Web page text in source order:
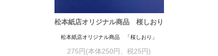
松本紙店オリジナル商品 桜しおり
松本紙店オリジナル商品 「桜しおり」
275円(本体250円、税25円)